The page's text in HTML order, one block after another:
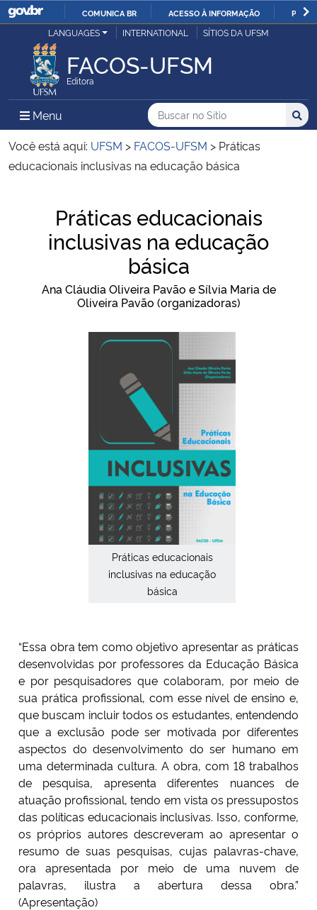
IR
O
COMUNICA BR ACESSO À INFORMAÇÃO
Ministério da Justiça e Segurança Pública
Ministério da Defesa
Ministério das Relações Exteriores
Ministério da Infraestrutura
Ministério da Educação
Ministério da Cidadania
Ministério da Ciência, Tecnologia, Inovações e Comunicações
Ministério do Meio Ambiente
Ministério do Desenvolvimento Regional
Secretaria-Geral
Secretaria de Governo
Gabinete de Segurança Institucional
Advocacia-Geral da União
Banco Central do Brasil
Planalto
LANGUAGES INTERNATIONAL SÍTIOS DA UFSM
FACOS-UFSM
Editora
Menu Menu Principal do Sítio
Busca
Buscar no no Sítio
Busca:
Você está aqui: UFSM > FACOS-UFSM > Práticas
educacionais inclusivas na educação básica
Práticas educacionais
inclusivas na educação
básica
Ana Cláudia Oliveira Pavão e Sílvia Maria de
Oliveira Pavão (organizadoras)
Práticas educacionais
inclusivas na educação
básica
“Essa obra tem como objetivo apresentar as práticas
desenvolvidas por professores da Educação Básica
e por pesquisadores que colaboram, por meio de
sua prática profissional, com esse nível de ensino e,
que buscam incluir todos os estudantes, entendendo
que a exclusão pode ser motivada por diferentes
aspectos do desenvolvimento do ser humano em
uma determinada cultura. A obra, com 18 trabalhos
de pesquisa, apresenta diferentes nuances de
atuação profissional, tendo em vista os pressupostos
das políticas educacionais inclusivas. Isso, conforme,
os próprios autores descreveram ao apresentar o
resumo de suas pesquisas, cujas palavras-chave,
ora apresentada por meio de uma nuvem de
palavras, ilustra a abertura dessa obra.”
(Apresentação)